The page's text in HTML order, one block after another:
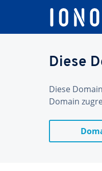
Diese
Diese
Domain